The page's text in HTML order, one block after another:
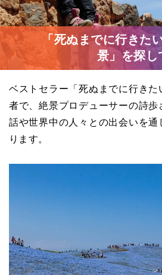
「死ぬまでに行きた
景」を探し
ベストセラー「死ぬまでに行き
者で、絶景プロデューサーの詩歩
話や世界中の人々との出会いを
ります。